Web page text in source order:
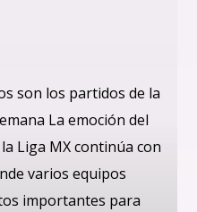
son los partidos de la
La emoción del
Liga MX continúa con
varios equipos
importantes para